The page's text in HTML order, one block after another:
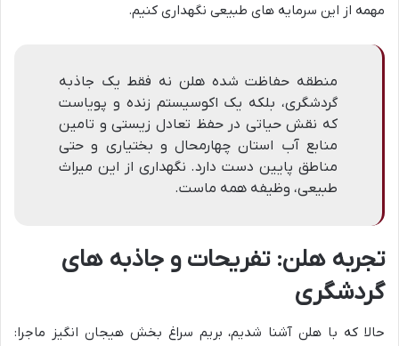
مهمه از این سرمایه های طبیعی نگهداری کنیم.
منطقه حفاظت شده هلن نه فقط یک جاذبه
گردشگری، بلکه یک اکوسیستم زنده و پویاست
که نقش حیاتی در حفظ تعادل زیستی و تامین
منابع آب استان چهارمحال و بختیاری و حتی
مناطق پایین دست دارد. نگهداری از این میراث
طبیعی، وظیفه همه ماست.
تجربه هلن: تفریحات و جاذبه های
گردشگری
حالا که با هلن آشنا شدیم، بریم سراغ بخش هیجان انگیز ماجرا: